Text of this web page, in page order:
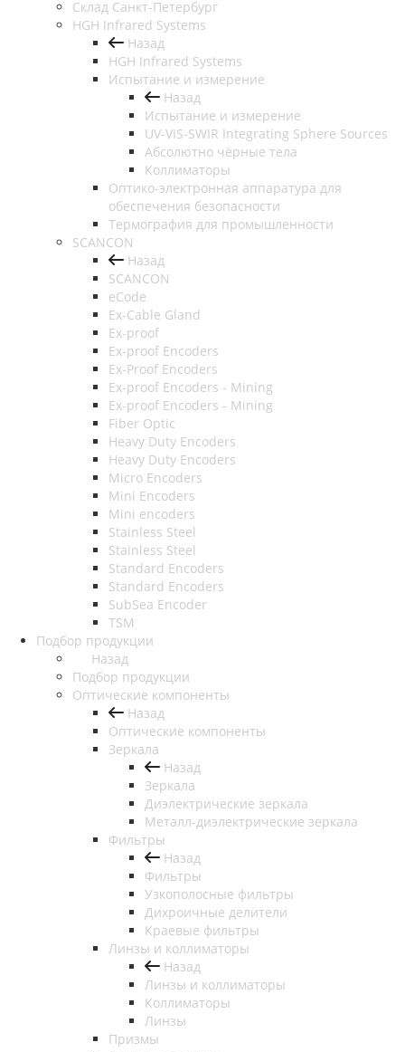
Cклад Санкт-Петербург
HGH Infrared Systems
Назад
HGH Infrared Systems
Испытание и измерение
Назад
Испытание и измерение
UV-VIS-SWIR Integrating Sphere Sources
Абсолютно чёрные тела
Коллиматоры
Оптико-электронная аппаратура для
обеспечения безопасности
Термография для промышленности
SCANCON
Назад
SCANCON
eCode
Ex-Cable Gland
Ex-proof
Ex-proof Encoders
Ex-Proof Encoders
Ex-proof Encoders - Mining
Ex-proof Encoders - Mining
Fiber Optic
Heavy Duty Encoders
Heavy Duty Encoders
Micro Encoders
Mini Encoders
Mini encoders
Stainless Steel
Stainless Steel
Standard Encoders
Standard Encoders
SubSea Encoder
TSM
Подбор продукции
Назад
Подбор продукции
Оптические компоненты
Назад
Оптические компоненты
Зеркала
Назад
Зеркала
Диэлектрические зеркала
Металл-диэлектрические зеркала
Фильтры
Назад
Фильтры
Узкополосные фильтры
Дихроичные делители
Краевые фильтры
Линзы и коллиматоры
Назад
Линзы и коллиматоры
Коллиматоры
Линзы
Призмы